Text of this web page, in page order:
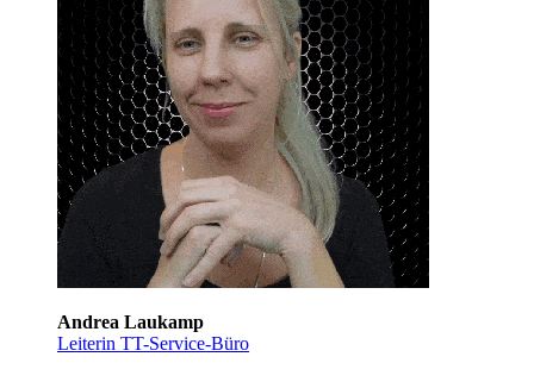
Andrea Laukamp
Leiterin TT-Service-Büro